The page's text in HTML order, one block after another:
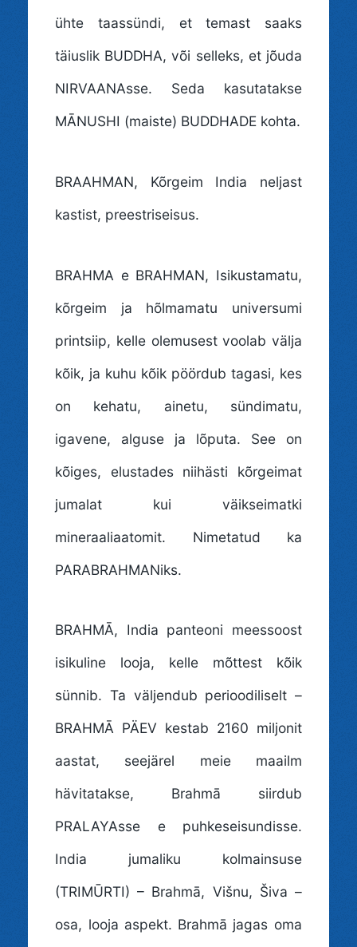
ühte taassündi, et temast saaks
täiuslik BUDDHA, või selleks, et jõuda
NIRVAANAsse. Seda kasutatakse
MĀNUSHI (maiste) BUDDHADE kohta.
BRAAHMAN, Kõrgeim India neljast
kastist, preestriseisus.
BRAHMA e BRAHMAN, Isikustamatu,
kõrgeim ja hõlmamatu universumi
printsiip, kelle olemusest voolab välja
kõik, ja kuhu kõik pöördub tagasi, kes
on kehatu, ainetu, sündimatu,
igavene, alguse ja lõputa. See on
kõiges, elustades niihästi kõrgeimat
jumalat kui väikseimatki
mineraaliaatomit. Nimetatud ka
PARABRAHMANiks.
BRAHMĀ, India panteoni meessoost
isikuline looja, kelle mõttest kõik
sünnib. Ta väljendub perioodiliselt –
BRAHMĀ PÄEV kestab 2160 miljonit
aastat, seejärel meie maailm
hävitatakse, Brahmā siirdub
PRALAYAsse e puhkeseisundisse.
India jumaliku kolmainsuse
(TRIMŪRTI) – Brahmā, Višnu, Šiva –
osa, looja aspekt. Brahmā jagas oma